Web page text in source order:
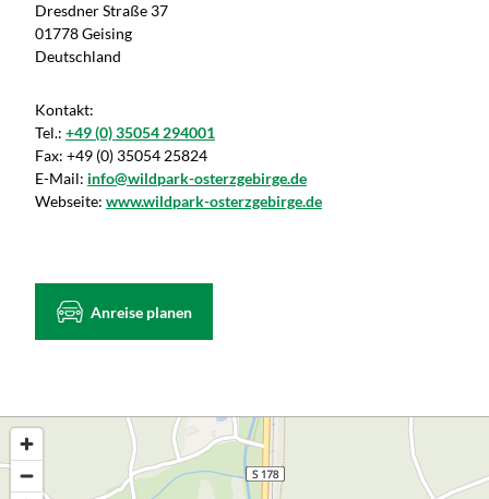
Dresdner Straße 37
01778 Geising
Deutschland
Kontakt:
Tel.: +49 (0) 35054 294001
Fax: +49 (0) 35054 25824
E-Mail: info@wildpark-osterzgebirge.de
Webseite: www.wildpark-osterzgebirge.de
Anreise planen